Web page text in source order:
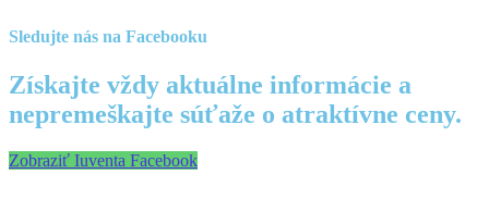
Sledujte nás na Facebooku
Získajte vždy aktuálne informácie a
nepremeškajte súťaže o atraktívne ceny.
Zobraziť Iuventa Facebook